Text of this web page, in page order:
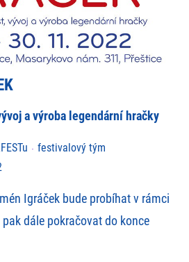
a výroba legendární hračky
festivalový tým
Igráček bude probíhat v rámci
dále pokračovat do konce